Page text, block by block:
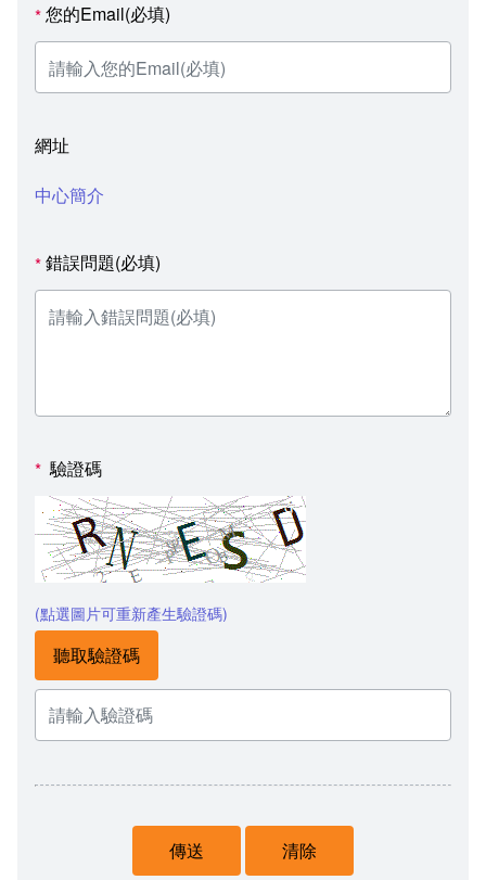
*您的Email(必填)
網址
中心簡介
*錯誤問題(必填)
* 驗證碼
(點選圖片可重新產生驗證碼)
聽取驗證碼